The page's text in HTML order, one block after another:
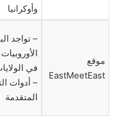
وأوكرانيا
موقع
EastMeetEast
– تواجد
في
– أدوات
المتقدمة